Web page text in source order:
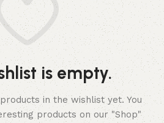
is empty.
in the wishlist yet.You
products on our "Shop"